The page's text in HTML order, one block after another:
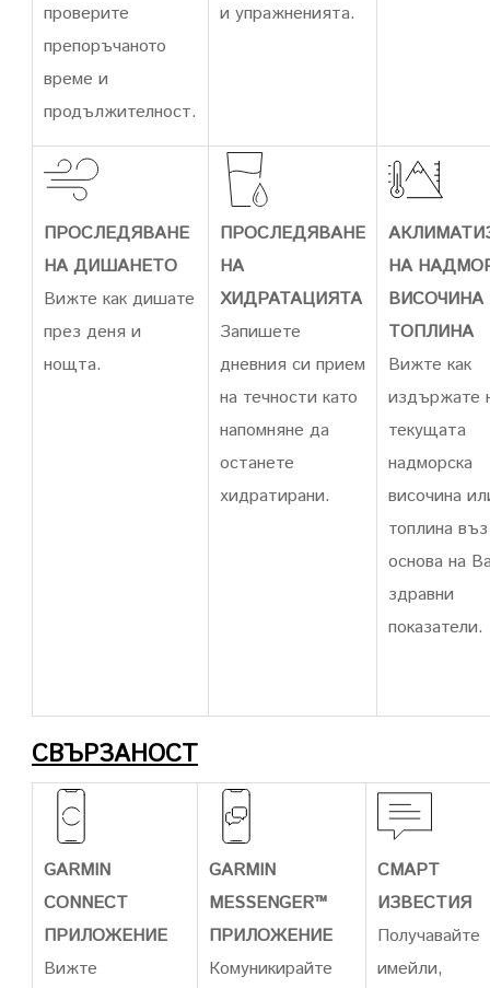
проверите
препоръчаното
време и
продължителност.
и упражненията.
ПРОСЛЕДЯВАНЕ
НА ДИШАНЕТО
Вижте как дишате
през деня и
нощта.
ПРОСЛЕДЯВАНЕ
НА
ХИДРАТАЦИЯТА
Запишете
дневния си прием
на течности като
напомняне да
останете
хидратирани.
НА
ВИСОЧИНА
ТОПЛИНА
Вижте как
издържате
текущата
надморска
височина
топлина въз
основа на
здравни
показатели.
СВЪРЗАНОСТ
GARMIN
CONNECT
ПРИЛОЖЕНИЕ
Вижте
GARMIN
MESSENGER™
ПРИЛОЖЕНИЕ
Комуникирайте
СМАРТ
ИЗВЕСТИЯ
Получавайте
имейли,